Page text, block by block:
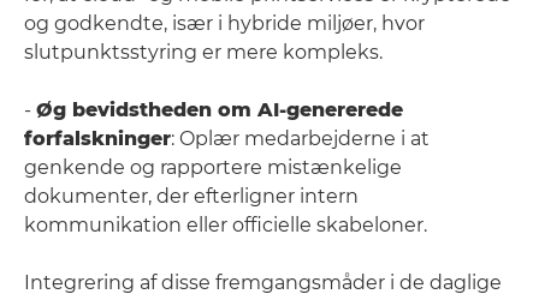
og godkendte, især i hybride miljøer, hvor
slutpunktsstyring er mere kompleks.
- Øg bevidstheden om AI-genererede
forfalskninger: Oplær medarbejderne i at
genkende og rapportere mistænkelige
dokumenter, der efterligner intern
kommunikation eller officielle skabeloner.
Integrering af disse fremgangsmåder i de daglige